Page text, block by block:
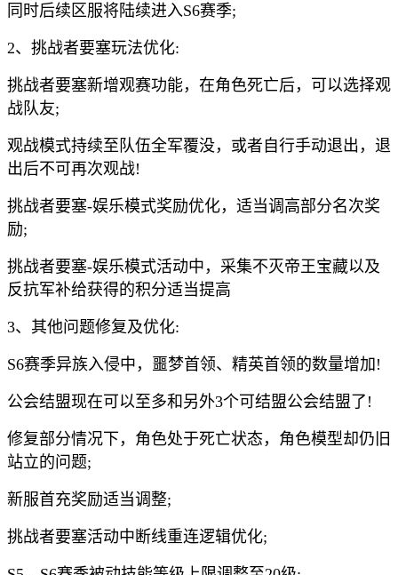
同时后续区服将陆续进入S6赛季;
2、挑战者要塞玩法优化:
挑战者要塞新增观赛功能，在角色死亡后，可以选择观
战队友;
观战模式持续至队伍全军覆没，或者自行手动退出，退
出后不可再次观战!
挑战者要塞-娱乐模式奖励优化，适当调高部分名次奖
励;
挑战者要塞-娱乐模式活动中，采集不灭帝王宝藏以及
反抗军补给获得的积分适当提高
3、其他问题修复及优化:
S6赛季异族入侵中，噩梦首领、精英首领的数量增加!
公会结盟现在可以至多和另外3个可结盟公会结盟了!
修复部分情况下，角色处于死亡状态，角色模型却仍旧
站立的问题;
新服首充奖励适当调整;
挑战者要塞活动中断线重连逻辑优化;